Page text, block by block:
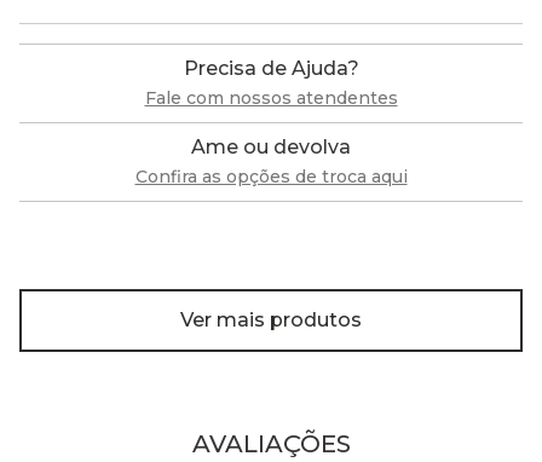
Precisa de Ajuda?
Fale com nossos atendentes
Ame ou devolva
Confira as opções de troca aqui
Ver mais produtos
AVALIAÇÕES